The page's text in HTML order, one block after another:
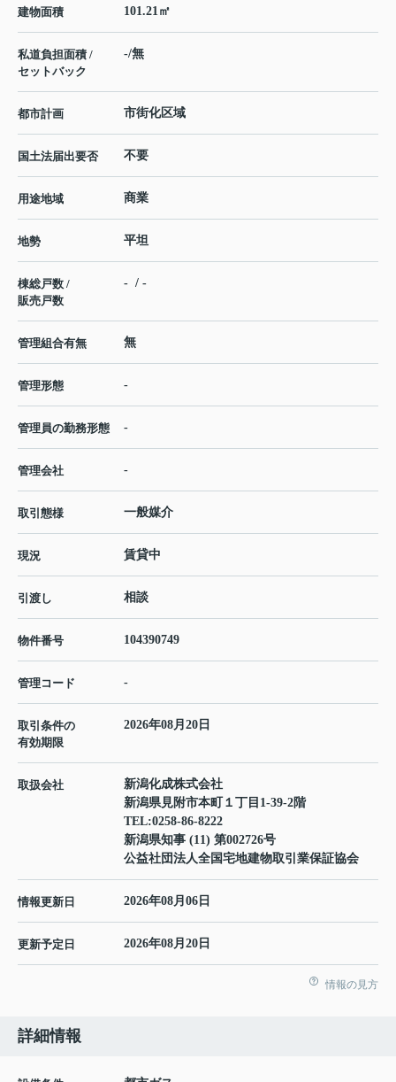
建物面積 101.21㎡
私道負担面積 /
セットバック
-/無
都市計画 市街化区域
国土法届出要否 不要
用途地域 商業
地勢 平坦
棟総戸数 /
販売戸数
- / -
管理組合有無 無
管理形態 -
管理員の勤務形態 -
管理会社 -
取引態様 一般媒介
現況 賃貸中
引渡し 相談
物件番号 104390749
管理コード -
取引条件の
有効期限
2026年08月20日
取扱会社
新潟化成株式会社
新潟県見附市本町１丁目1-39-2階
TEL:0258-86-8222
新潟県知事 (11) 第002726号
公益社団法人全国宅地建物取引業保証協会
情報更新日 2026年08月06日
更新予定日 2026年08月20日
情報の見方
詳細情報